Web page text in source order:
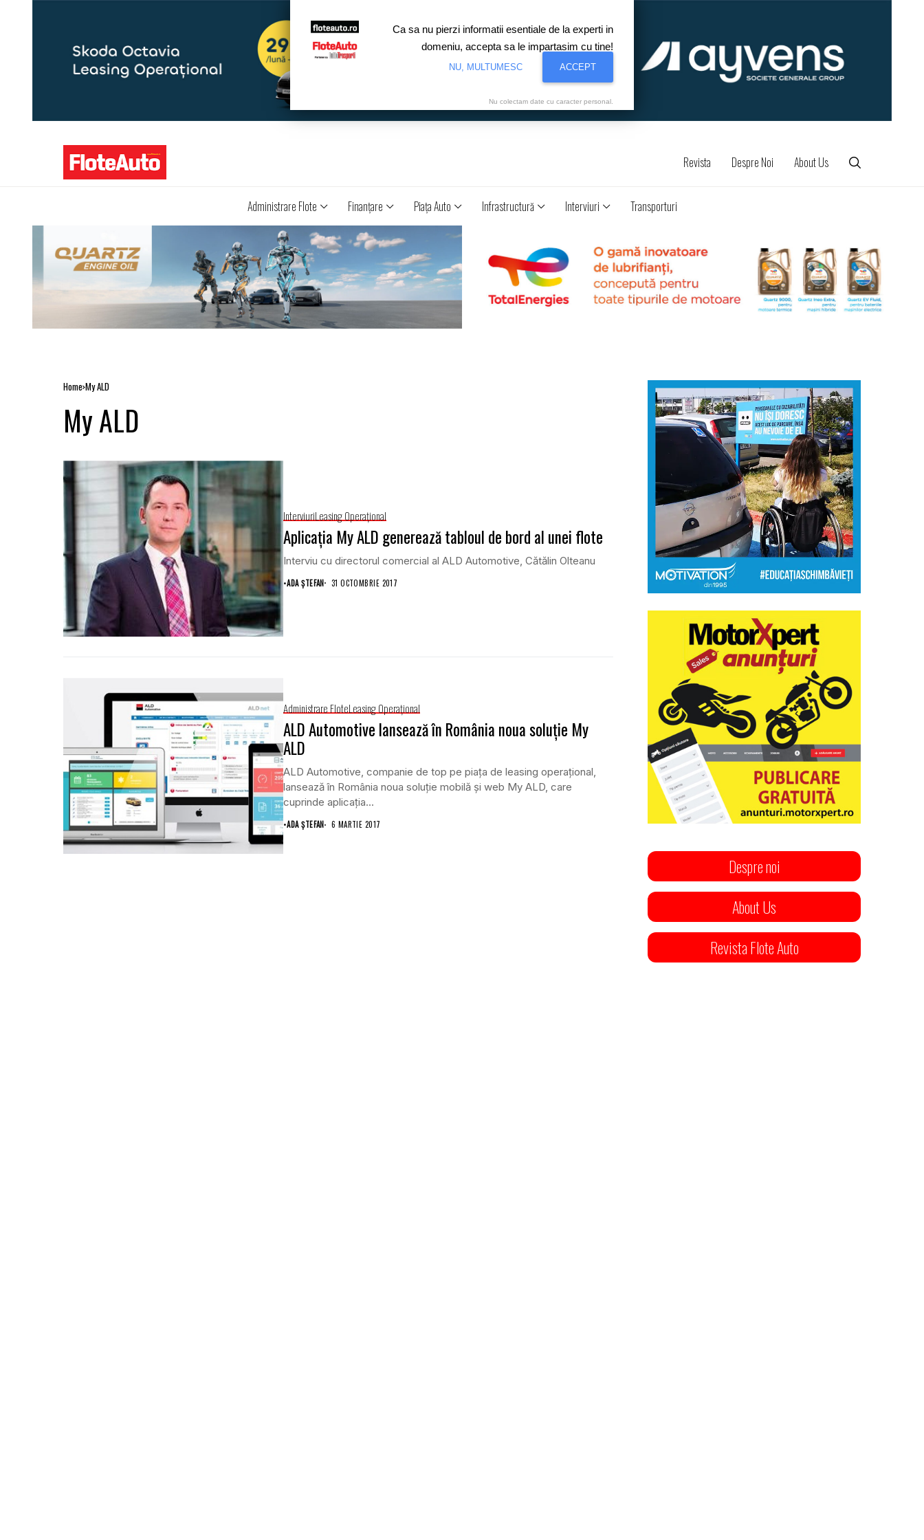
Revista Despre Noi About Us
Administrare Flote Finanţare Piaţa Auto Infrastructură Interviuri Transporturi
Home My ALD
My ALD
InterviuriLeasing Operaţional
Aplicaţia My ALD generează tabloul de bord al unei flote
Interviu cu directorul comercial al ALD Automotive, Cătălin Olteanu
•ADA ȘTEFAN 31 OCTOMBRIE 2017
Administrare FloteLeasing Operaţional
ALD Automotive lansează în România noua soluţie My
ALD
ALD Automotive, companie de top pe piaţa de leasing operaţional,
lansează în România noua soluţie mobilă şi web My ALD, care
cuprinde aplicaţia...
•ADA ȘTEFAN 6 MARTIE 2017
Despre noi
About Us
Revista Flote Auto
Ca sa nu pierzi informatii esentiale de la experti in
domeniu, accepta sa le impartasim cu tine!
NU, MULTUMESC ACCEPT
Nu colectam date cu caracter personal.